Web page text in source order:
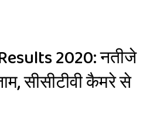
2020: नतीजे
सीसीटीवी कैमरे से